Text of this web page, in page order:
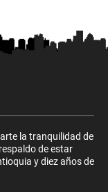
la tranquilidad de
de estar
y diez años de